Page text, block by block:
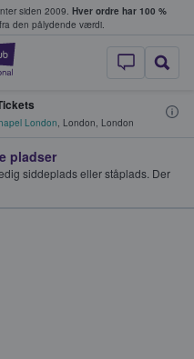
siden 2009. Hver ordre har 100 %
den pålydende værdi.
StubHub - Hvor
London, London, London
pladser
siddeplads eller ståplads. Der